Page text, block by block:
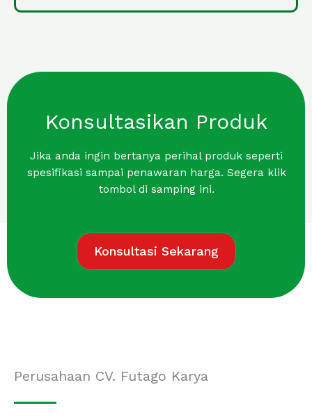
Konsultasikan Produk
Jika anda ingin bertanya perihal produk seperti
spesifikasi sampai penawaran harga. Segera klik
tombol di samping ini.
Konsultasi Sekarang
Perusahaan CV. Futago Karya